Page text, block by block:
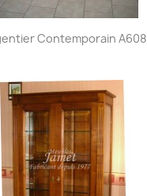
Contemporain A608